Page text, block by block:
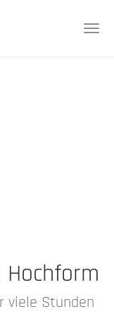
Hochform
viele Stunden